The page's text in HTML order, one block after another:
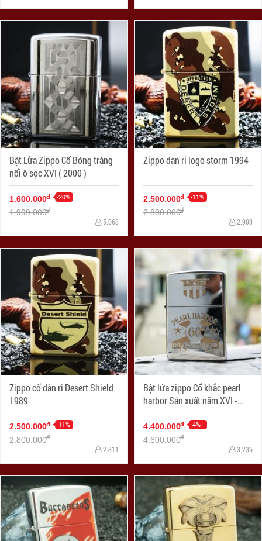
Bật Lửa Zippo Cổ Bóng trắng
nổi ô sọc XVI ( 2000 )
1.600.000đ -20%
1.999.000đ
5.068
Zippo dàn ri logo storm 1994
2.500.000đ -11%
2.800.000đ
2.908
Zippo cổ dàn ri Desert Shield
1989
2.500.000đ -11%
2.800.000đ
2.811
Bật lửa zippo Cổ khắc pearl
harbor Sản xuất năm XVI -
2000
4.400.000đ -4%
4.600.000đ
3.236